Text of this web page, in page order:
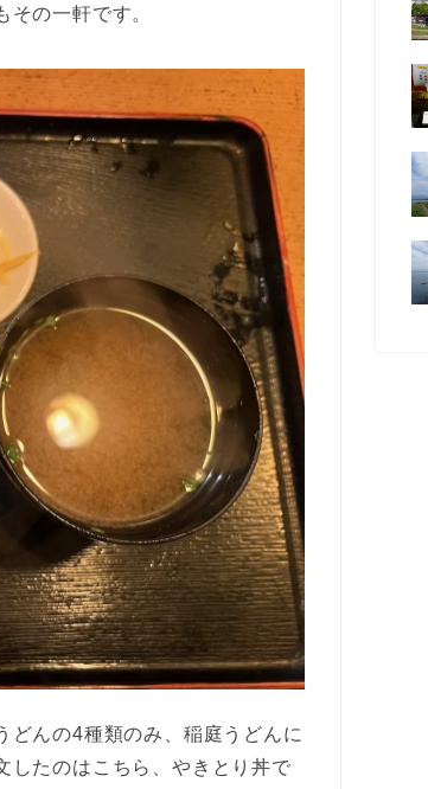
の一軒です。
どんの4種類のみ、稲庭うどんに
したのはこちら、やきとり丼で